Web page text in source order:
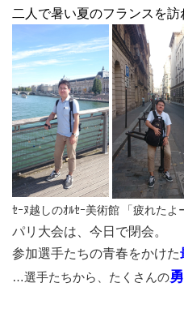
二人で暑い夏のフランスを訪
ｾｰﾇ越しのｵﾙｾｰ美術館 「疲れたよ
パリ大会は、今日で閉会。
参加選手たちの青春をかけた
…選手たちから、たくさんの